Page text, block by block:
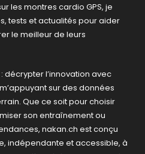
les montres cardio GPS, je
tests et actualités pour aider
le meilleur de leurs
décrypter l’innovation avec
sur des données
Que ce soit pour choisir
son entraînement ou
nakan.ch est conçu
indépendante et accessible, à